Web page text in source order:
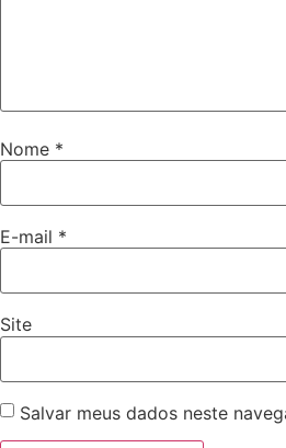
Nome *
E-mail *
Site
Salvar meus dados neste